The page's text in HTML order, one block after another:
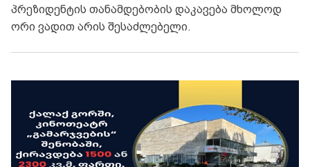
პრეზიდენტის თანამდებობის დაკავება მხოლოდ
ორი ვადით არის შესაძლებელი.